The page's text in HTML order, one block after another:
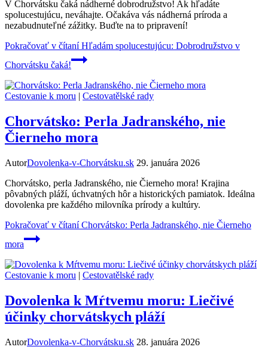
V Chorvátsku čaká nádherné dobrodružstvo! Ak hľadáte
spolucestujúcu, neváhajte. Očakáva vás nádherná príroda a
nezabudnuteľné zážitky. Buďte na to pripravení!
Pokračovať v čítaníHľadám spolucestujúcu: Dobrodružstvo v
Chorvátsku čaká!
Cestovanie k moru | Cestovatělské rady
Chorvátsko: Perla Jadranského, nie
Čierneho mora
AutorDovolenka-v-Chorvátsku.sk 29. januára 2026
Chorvátsko, perla Jadranského, nie Čierneho mora! Krajina
pôvabných pláží, úchvatných hôr a historických pamiatok. Ideálna
dovolenka pre každého milovníka prírody a kultúry.
Pokračovať v čítaníChorvátsko: Perla Jadranského, nie Čierneho
mora
Cestovanie k moru | Cestovatělské rady
Dovolenka k Mŕtvemu moru: Liečivé
účinky chorvátskych pláží
AutorDovolenka-v-Chorvátsku.sk 28. januára 2026